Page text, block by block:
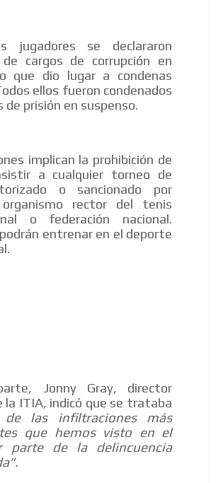
jugadores se declararon
de cargos de corrupción en
que dio lugar a condenas
ellos fueron condenados
de prisión en suspenso.
implican la prohibición de
a cualquier torneo de
o sancionado por
organismo rector del tenis
o federación nacional.
entrenar en el deporte
Jonny Gray, director
la ITIA, indicó que se trataba
de las infiltraciones más
que hemos visto en el
parte de la delincuencia